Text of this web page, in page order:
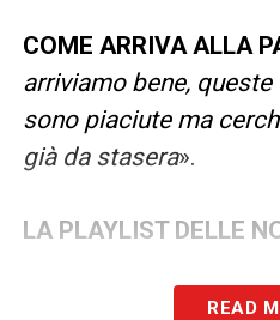
COME ARRIVA ALLA
arriviamo bene,
sono piaciute ma
già da stasera».
LA PLAYLIST DELLE
READ